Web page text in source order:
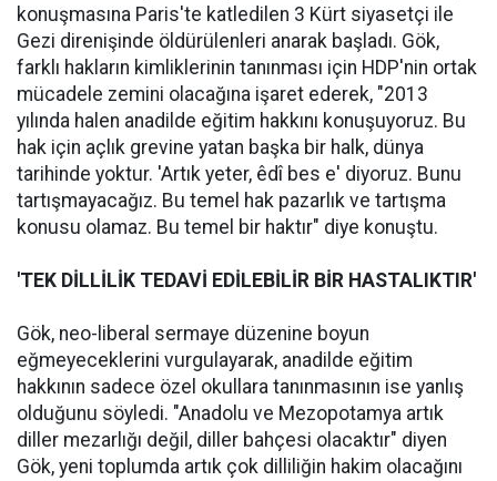
konuşmasına Paris'te katledilen 3 Kürt siyasetçi ile
Gezi direnişinde öldürülenleri anarak başladı. Gök,
farklı hakların kimliklerinin tanınması için HDP'nin ortak
mücadele zemini olacağına işaret ederek, "2013
yılında halen anadilde eğitim hakkını konuşuyoruz. Bu
hak için açlık grevine yatan başka bir halk, dünya
tarihinde yoktur. 'Artık yeter, êdî bes e' diyoruz. Bunu
tartışmayacağız. Bu temel hak pazarlık ve tartışma
konusu olamaz. Bu temel bir haktır" diye konuştu.
'TEK DİLLİLİK TEDAVİ EDİLEBİLİR BİR HASTALIKTIR'
Gök, neo-liberal sermaye düzenine boyun
eğmeyeceklerini vurgulayarak, anadilde eğitim
hakkının sadece özel okullara tanınmasının ise yanlış
olduğunu söyledi. "Anadolu ve Mezopotamya artık
diller mezarlığı değil, diller bahçesi olacaktır" diyen
Gök, yeni toplumda artık çok dilliliğin hakim olacağını